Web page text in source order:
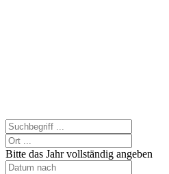
Bitte das Jahr vollständig angeben